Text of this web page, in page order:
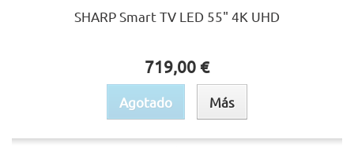
SHARP Smart TV LED 55" 4K UHD
719,00 €
Agotado Más